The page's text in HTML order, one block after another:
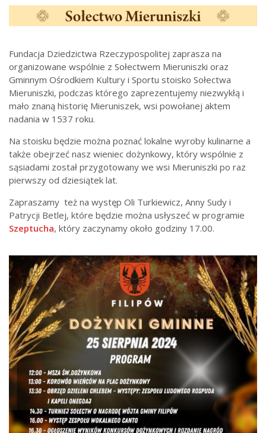
Fundacja Dziedzictwa Rzeczypospolitej zaprasza na
organizowane wspólnie z Sołectwem Mieruniszki oraz
Gminnym Ośrodkiem Kultury i Sportu stoisko Sołectwa
Mieruniszki, podczas którego zaprezentujemy niezwykłą i
mało znaną historię Mieruniszek, wsi powołanej aktem
nadania w 1537 roku.
Na stoisku będzie można poznać lokalne wyroby kulinarne a
także obejrzeć nasz wieniec dożynkowy, który wspólnie z
sąsiadami został przygotowany we wsi Mieruniszki po raz
pierwszy od dziesiątek lat.
Zapraszamy też na występ Oli Turkiewicz, Anny Sudy i
Patrycji Betlej, które będzie można usłyszeć w programie
Szeptucha, który zaczynamy około godziny 17.00.